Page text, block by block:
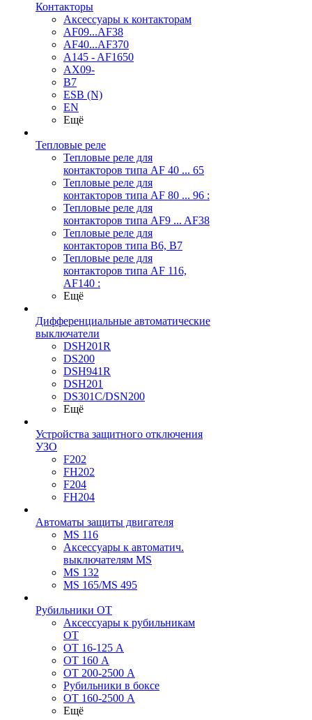
Контакторы
Аксессуары к контакторам
AF09...AF38
AF40...AF370
A145 - AF1650
AX09-
B7
ESB (N)
EN
Ещё
Тепловые реле
Тепловые реле для
контакторов типа AF 40 ... 65
Тепловые реле для
контакторов типа AF 80 ... 96 :
Тепловые реле для
контакторов типа AF9 ... AF38
Тепловые реле для
контакторов типа В6, В7
Тепловые реле для
контакторов типа AF 116,
AF140 :
Ещё
Дифференциальные автоматические
выключатели
DSH201R
DS200
DSH941R
DSH201
DS301C/DSN200
Ещё
Устройства защитного отключения
УЗО
F202
FH202
F204
FH204
Автоматы защиты двигателя
MS 116
Аксессуары к автоматич.
выключателям MS
MS 132
MS 165/MS 495
Рубильники ОТ
Аксессуары к рубильникам
OT
OT 16-125 А
OT 160 А
OT 200-2500 А
Рубильники в боксе
OT 160-2500 А
Ещё